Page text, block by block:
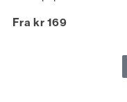
Fra kr 169